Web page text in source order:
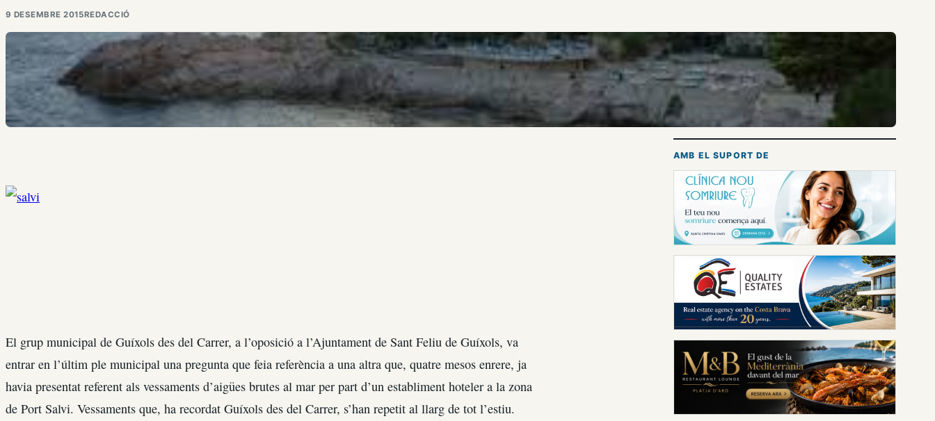
9 DESEMBRE 2015REDACCIÓ
El grup municipal de Guíxols des del Carrer, a l’oposició a l’Ajuntament de Sant Feliu de Guíxols, va
entrar en l’últim ple municipal una pregunta que feia referència a una altra que, quatre mesos enrere, ja
havia presentat referent als vessaments d’aigües brutes al mar per part d’un establiment hoteler a la zona
de Port Salvi. Vessaments que, ha recordat Guíxols des del Carrer, s’han repetit al llarg de tot l’estiu.
AMB EL SUPORT DE